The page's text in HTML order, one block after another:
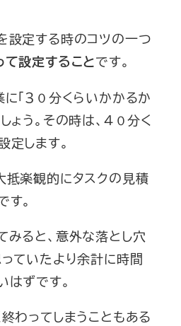
設定する時のコツの一つ
設定することです。
「３０分くらいかかるか
ょう。その時は、４０分く
します。
抵楽観的にタスクの見積
。
みると、意外な落とし穴
ていたより余計に時間
はずです。
わってしまうこともある